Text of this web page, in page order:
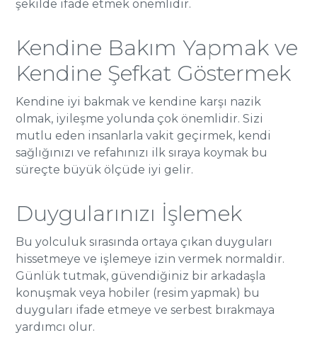
şekilde ifade etmek önemlidir.
Kendine Bakım Yapmak ve
Kendine Şefkat Göstermek
Kendine iyi bakmak ve kendine karşı nazik
olmak, iyileşme yolunda çok önemlidir. Sizi
mutlu eden insanlarla vakit geçirmek, kendi
sağlığınızı ve refahınızı ilk sıraya koymak bu
süreçte büyük ölçüde iyi gelir.
Duygularınızı İşlemek
Bu yolculuk sırasında ortaya çıkan duyguları
hissetmeye ve işlemeye izin vermek normaldir.
Günlük tutmak, güvendiğiniz bir arkadaşla
konuşmak veya hobiler (resim yapmak) bu
duyguları ifade etmeye ve serbest bırakmaya
yardımcı olur.